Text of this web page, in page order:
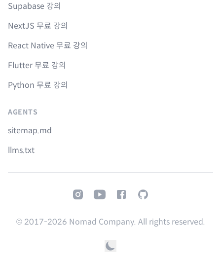
Supabase 강의
NextJS 무료 강의
React Native 무료 강의
Flutter 무료 강의
Python 무료 강의
AGENTS
sitemap.md
llms.txt
InstagramYoutubeFacebookGitHub
© 2017-2026 Nomad Company. All rights reserved.